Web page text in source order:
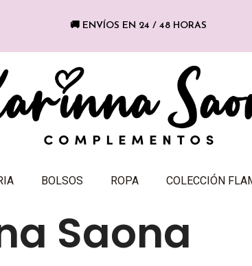
🚚 ENVÍOS EN 24 / 48 HORAS
BOLSOS ROPA COLECCIÓN
Saona